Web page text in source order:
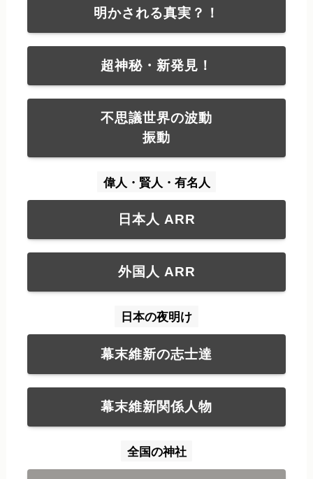
明かされる真実？！
超神秘・新発見！
不思議世界の波動
振動
偉人・賢人・有名人
日本人 ARR
外国人 ARR
日本の夜明け
幕末維新の志士達
幕末維新関係人物
全国の神社